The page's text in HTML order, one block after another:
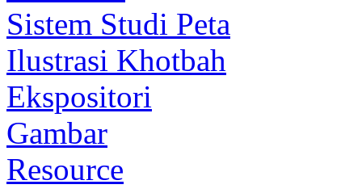
Sistem Studi Peta
Ilustrasi Khotbah
Ekspositori
Gambar
Resource